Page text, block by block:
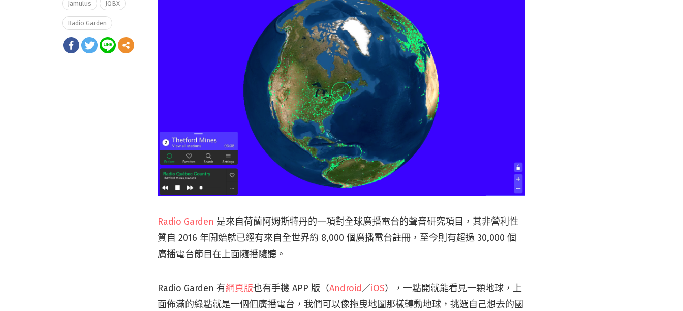
Radio Garden 是來自荷蘭阿姆斯特丹的一項對全球廣播電台的聲音研究項目，其非營利性
質自 2016 年開始就已經有來自全世界約 8,000 個廣播電台註冊，至今則有超過 30,000 個
廣播電台節目在上面隨播隨聽。
Radio Garden 有網頁版也有手機 APP 版（Android／iOS），一點開就能看見一顆地球，上
面佈滿的綠點就是一個個廣播電台，我們可以像拖曳地圖那樣轉動地球，挑選自己想去的國
Jamulus JQBX
Radio Garden